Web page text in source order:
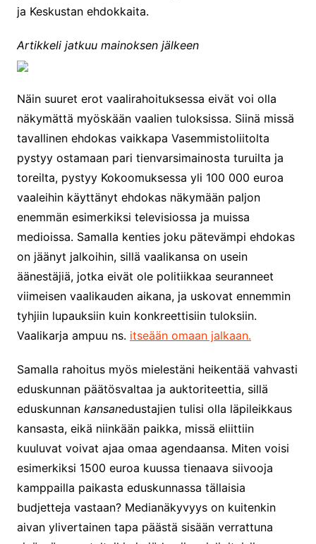
ja Keskustan ehdokkaita.
Artikkeli jatkuu mainoksen jälkeen
Näin suuret erot vaalirahoituksessa eivät voi olla
näkymättä myöskään vaalien tuloksissa. Siinä missä
tavallinen ehdokas vaikkapa Vasemmistoliitolta
pystyy ostamaan pari tienvarsimainosta turuilta ja
toreilta, pystyy Kokoomuksessa yli 100 000 euroa
vaaleihin käyttänyt ehdokas näkymään paljon
enemmän esimerkiksi televisiossa ja muissa
medioissa. Samalla kenties joku pätevämpi ehdokas
on jäänyt jalkoihin, sillä vaalikansa on usein
äänestäjiä, jotka eivät ole politiikkaa seuranneet
viimeisen vaalikauden aikana, ja uskovat ennemmin
tyhjiin lupauksiin kuin konkreettisiin tuloksiin.
Vaalikarja ampuu ns. itseään omaan jalkaan.
Samalla rahoitus myös mielestäni heikentää vahvasti
eduskunnan päätösvaltaa ja auktoriteettia, sillä
eduskunnan kansanedustajien tulisi olla läpileikkaus
kansasta, eikä niinkään paikka, missä eliittiin
kuuluvat voivat ajaa omaa agendaansa. Miten voisi
esimerkiksi 1500 euroa kuussa tienaava siivooja
kamppailla paikasta eduskunnassa tällaisia
budjetteja vastaan? Medianäkyvyys on kuitenkin
aivan ylivertainen tapa päästä sisään verrattuna